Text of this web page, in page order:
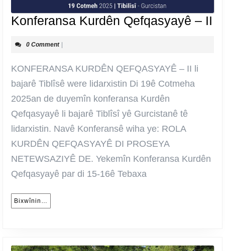
Konferansa Kurdên Qefqasyayê – II
0 Comment |
KONFERANSA KURDÊN QEFQASYAYÊ – II li
bajarê Tiblîsê were lidarxistin Di 19ê Cotmeha
2025an de duyemîn konferansa Kurdên
Qefqasyayê li bajarê Tiblîsî yê Gurcistanê tê
lidarxistin. Navê Konferansê wiha ye: ROLA
KURDÊN QEFQASYAYÊ DI PROSEYA
NETEWSAZIYÊ DE. Yekemîn Konferansa Kurdên
Qefqasyayê par di 15-16ê Tebaxa
Bixwînin…